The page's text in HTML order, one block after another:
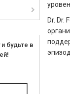
будьте в
Dr. Dr.